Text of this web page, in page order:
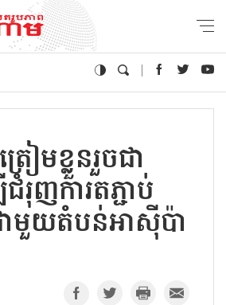
ៀមខ្លួនរួចជា
រុញការតភ្ជាប់
មួយតំបន់អាស៊ីប៉ា